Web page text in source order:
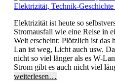
Elektrizität ist heute so
Stromausfall wie eine Reise in
Welt erscheint: Plötzlich ist das
Lan ist weg, Licht auch usw.
nicht so viel länger als es W-
Strom gibt es auch nicht viel
weiterlesen…